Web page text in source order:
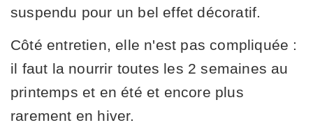
suspendu pour un bel effet décoratif.
Côté entretien, elle n'est pas compliquée :
il faut la nourrir toutes les 2 semaines au
printemps et en été et encore plus
rarement en hiver.